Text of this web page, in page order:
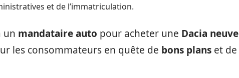
et de l’immatriculation.
un mandataire auto pour acheter une Dacia neuve
les consommateurs en quête de bons plans et de